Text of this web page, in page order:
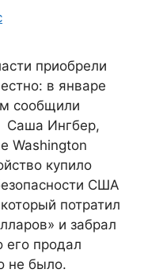
приобрели
в январе
сообщили
Саша Ингбер,
Washington
купило
США
потратил
и забрал
его продал
не было.